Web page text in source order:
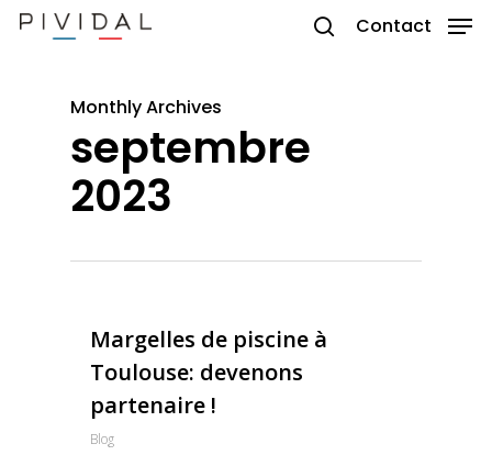
Skip
Contact
Monthly Archives
septembre
2023
Margelles de piscine à
Toulouse: devenons
partenaire !
Blog